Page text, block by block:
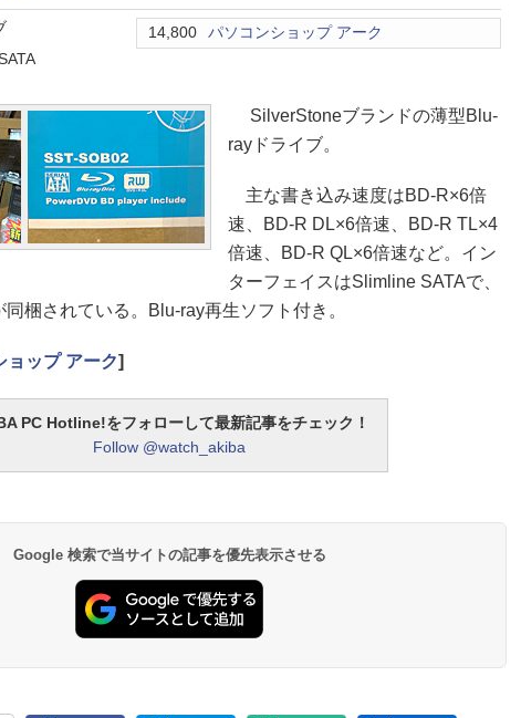
14,800 パソコンショップ アーク
SilverStoneブランドの薄型Blu-
rayドライブ。
主な書き込み速度はBD-R×6倍
速、BD-R DL×6倍速、BD-R TL×4
倍速、BD-R QL×6倍速など。イン
ターフェイスはSlimline SATAで、
梱されている。Blu-ray再生ソフト付き。
ョップ アーク]
PC Hotline!をフォローして最新記事をチェック！
Follow @watch_akiba
Google 検索で当サイトの記事を優先表示させる